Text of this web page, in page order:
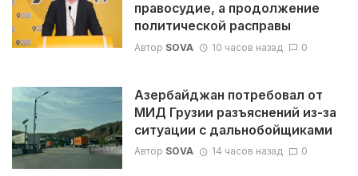
правосудие, а продолжение
политической расправы
Автор SOVA 10 часов назад 0
Азербайджан потребовал от
МИД Грузии разъяснений из-за
ситуации с дальнобойщиками
Автор SOVA 14 часов назад 0